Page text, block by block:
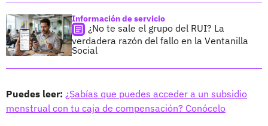
Información de servicio
¿No te sale el grupo del RUI? La
verdadera razón del fallo en la Ventanilla
Social
Puedes leer: ¿Sabías que puedes acceder a un subsidio
menstrual con tu caja de compensación? Conócelo